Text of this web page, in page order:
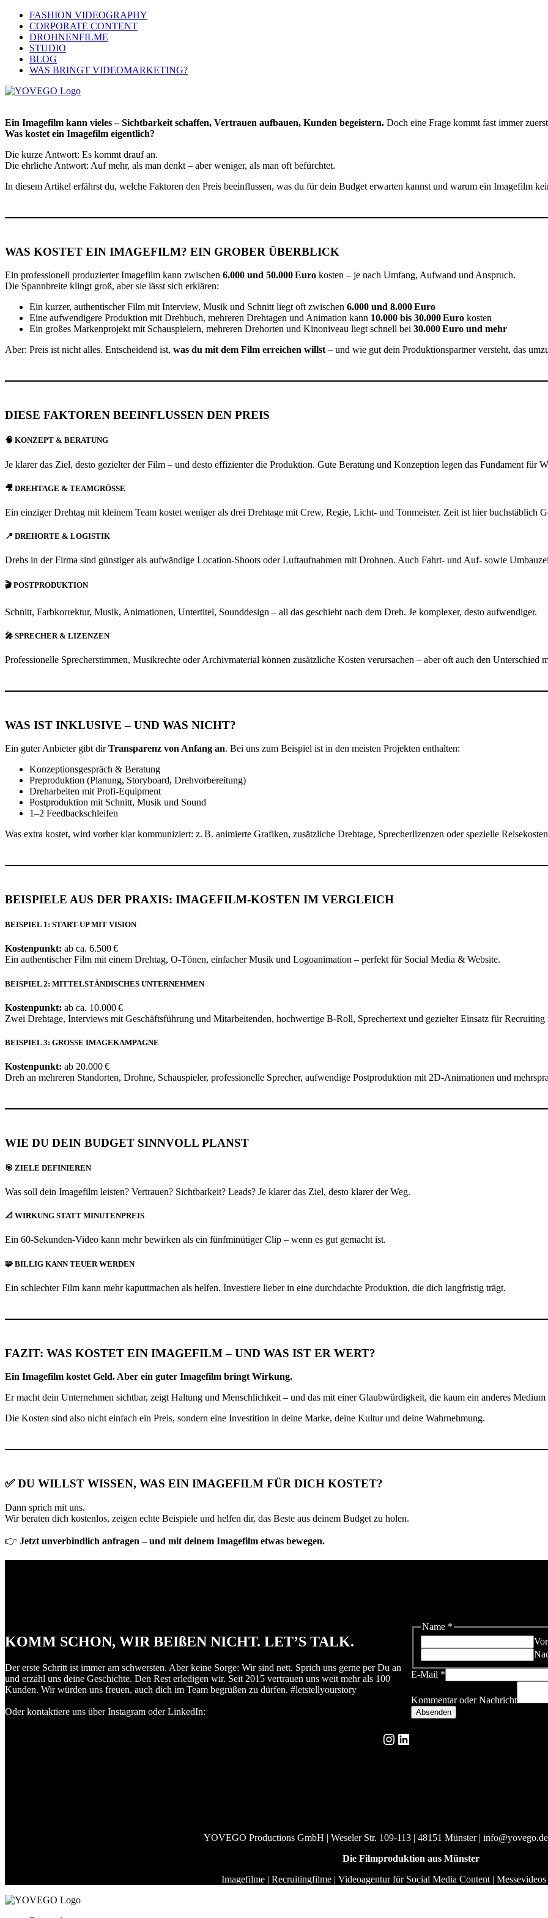
FASHION VIDEOGRAPHY
CORPORATE CONTENT
DROHNENFILME
STUDIO
BLOG
WAS BRINGT VIDEOMARKETING?
Ein Imagefilm kann vieles – Sichtbarkeit schaffen, Vertrauen aufbauen, Kunden begeistern. Doch eine Frage kommt fast immer
Was kostet ein Imagefilm eigentlich?
Die kurze Antwort: Es kommt drauf an.
Die ehrliche Antwort: Auf mehr, als man denkt – aber weniger, als man oft befürchtet.
In diesem Artikel erfährst du, welche Faktoren den Preis beeinflussen, was du für dein Budget erwarten kannst und warum ein Imagefilm
WAS KOSTET EIN IMAGEFILM? EIN GROBER ÜBERBLICK
Ein professionell produzierter Imagefilm kann zwischen 6.000 und 50.000 Euro kosten – je nach Umfang, Aufwand und Anspruch.
Die Spannbreite klingt groß, aber sie lässt sich erklären:
Ein kurzer, authentischer Film mit Interview, Musik und Schnitt liegt oft zwischen 6.000 und 8.000 Euro
Eine aufwendigere Produktion mit Drehbuch, mehreren Drehtagen und Animation kann 10.000 bis 30.000 Euro kosten
Ein großes Markenprojekt mit Schauspielern, mehreren Drehorten und Kinoniveau liegt schnell bei 30.000 Euro und mehr
Aber: Preis ist nicht alles. Entscheidend ist, was du mit dem Film erreichen willst– und wie gut dein Produktionspartner versteht, das
DIESE FAKTOREN BEEINFLUSSEN DEN PREIS
🧠 KONZEPT & BERATUNG
Je klarer das Ziel, desto gezielter der Film – und desto effizienter die Produktion. Gute Beratung und Konzeption legen das Fundament für
🎥 DREHTAGE & TEAMGRÖSSE
Ein einziger Drehtag mit kleinem Team kostet weniger als drei Drehtage mit Crew, Regie, Licht- und Tonmeister. Zeit ist hier buchstäblich
📍 DREHORTE & LOGISTIK
Drehs in der Firma sind günstiger als aufwändige Location-Shoots oder Luftaufnahmen mit Drohnen. Auch Fahrt- und Auf- sowie
🎬 POSTPRODUKTION
Schnitt, Farbkorrektur, Musik, Animationen, Untertitel, Sounddesign – all das geschieht nach dem Dreh. Je komplexer, desto aufwendiger.
🎤 SPRECHER & LIZENZEN
Professionelle Sprecherstimmen, Musikrechte oder Archivmaterial können zusätzliche Kosten verursachen – aber oft auch den Unterschied
WAS IST INKLUSIVE – UND WAS NICHT?
Ein guter Anbieter gibt dirTransparenz von Anfang an. Bei uns zum Beispiel ist in den meisten Projekten enthalten:
Konzeptionsgespräch & Beratung
Preproduktion (Planung, Storyboard, Drehvorbereitung)
Dreharbeiten mit Profi-Equipment
Postproduktion mit Schnitt, Musik und Sound
1–2 Feedbackschleifen
Was extra kostet, wird vorher klar kommuniziert: z. B. animierte Grafiken, zusätzliche Drehtage, Sprecherlizenzen oder spezielle
BEISPIELE AUS DER PRAXIS: IMAGEFILM-KOSTEN IM VERGLEICH
BEISPIEL 1: START-UP MIT VISION
Kostenpunkt: ab ca. 6.500 €
Ein authentischer Film mit einem Drehtag, O-Tönen, einfacher Musik und Logoanimation – perfekt für Social Media & Website.
BEISPIEL 2: MITTELSTÄNDISCHES UNTERNEHMEN
Kostenpunkt: ab ca. 10.000 €
Zwei Drehtage, Interviews mit Geschäftsführung und Mitarbeitenden, hochwertige B-Roll, Sprechertext und gezielter Einsatz für
BEISPIEL 3: GROSSE IMAGEKAMPAGNE
Kostenpunkt: ab 20.000 €
Dreh an mehreren Standorten, Drohne, Schauspieler, professionelle Sprecher, aufwendige Postproduktion mit 2D-Animationen und
WIE DU DEIN BUDGET SINNVOLL PLANST
🎯 ZIELE DEFINIEREN
Was soll dein Imagefilm leisten? Vertrauen? Sichtbarkeit? Leads? Je klarer das Ziel, desto klarer der Weg.
📐 WIRKUNG STATT MINUTENPREIS
Ein 60-Sekunden-Video kann mehr bewirken als ein fünfminütiger Clip – wenn es gut gemacht ist.
🧩 BILLIG KANN TEUER WERDEN
Ein schlechter Film kann mehr kaputtmachen als helfen. Investiere lieber in eine durchdachte Produktion, die dich langfristig trägt.
FAZIT: WAS KOSTET EIN IMAGEFILM – UND WAS IST ER WERT?
Ein Imagefilm kostet Geld. Aber ein guter Imagefilm bringt Wirkung.
Er macht dein Unternehmen sichtbar, zeigt Haltung und Menschlichkeit – und das mit einer Glaubwürdigkeit, die kaum ein anderes Medium
Die Kosten sind also nicht einfach ein Preis, sondern eine Investition in deine Marke, deine Kultur und deine Wahrnehmung.
✅ DU WILLST WISSEN, WAS EIN IMAGEFILM FÜR DICH KOSTET?
Dann sprich mit uns.
Wir beraten dich kostenlos, zeigen echte Beispiele und helfen dir, das Beste aus deinem Budget zu holen.
👉 Jetzt unverbindlich anfragen – und mit deinem Imagefilm etwas bewegen.
KOMM SCHON, WIR BEIßEN NICHT. LET’S TALK.
Der erste Schritt ist immer am schwersten. Aber keine Sorge: Wir sind nett. Sprich uns gerne per Du an
und erzähl uns deine Geschichte. Den Rest erledigen wir. Seit 2015 vertrauen uns weit mehr als 100
Kunden. Wir würden uns freuen, auch dich im Team begrüßen zu dürfen. #letstellyourstory
Oder kontaktiere uns über Instagram oder LinkedIn:
Instagram LinkedIn
Name *
E-Mail *
Kommentar oder Nachricht
Absenden
YOVEGO Productions GmbH | Weseler Str. 109-113 | 48151 Münster |
Die Filmproduktion aus Münster
Imagefilme | Recruitingfilme | Videoagentur für Social Media Content |